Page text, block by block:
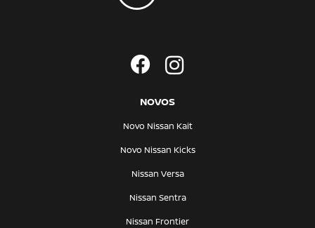
NOVOS
Novo Nissan Kait
Novo Nissan Kicks
Nissan Versa
Nissan Sentra
Nissan Frontier